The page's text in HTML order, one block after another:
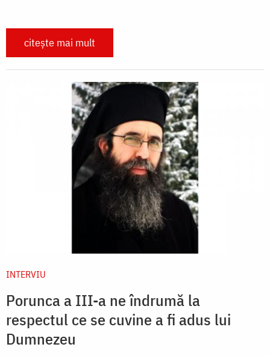
citește mai mult
INTERVIU
Porunca a III-a ne îndrumă la
respectul ce se cuvine a fi adus lui
Dumnezeu